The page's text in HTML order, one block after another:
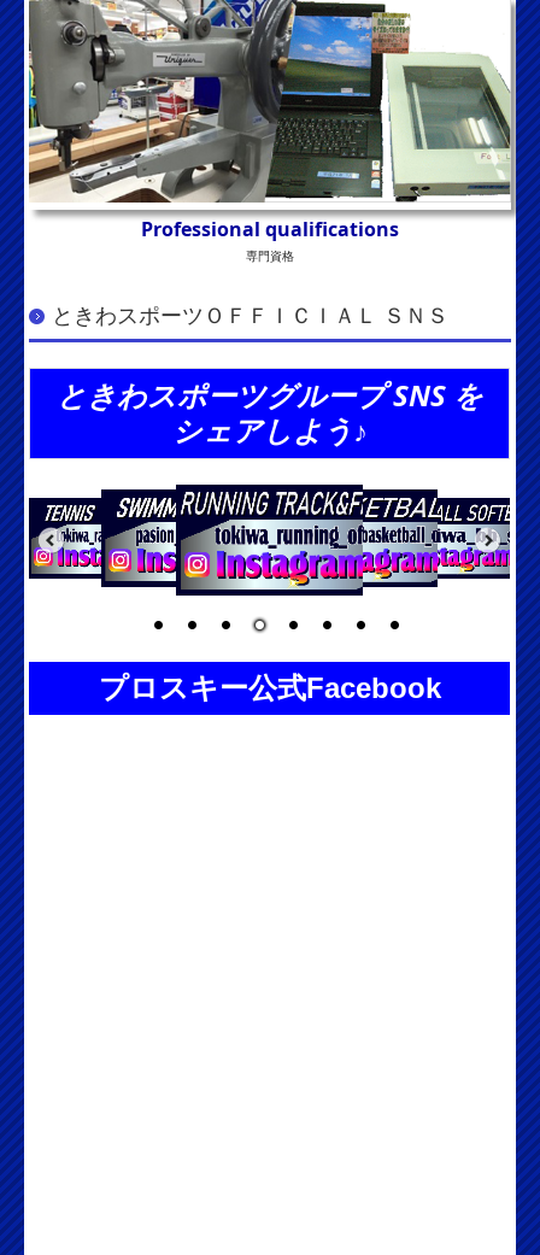
Professional qualifications
専門資格
ときわスポーツＯＦＦＩＣＩＡＬ ＳＮＳ
ときわスポーツグループ SNS を
シェアしよう♪
プロスキー公式Facebook